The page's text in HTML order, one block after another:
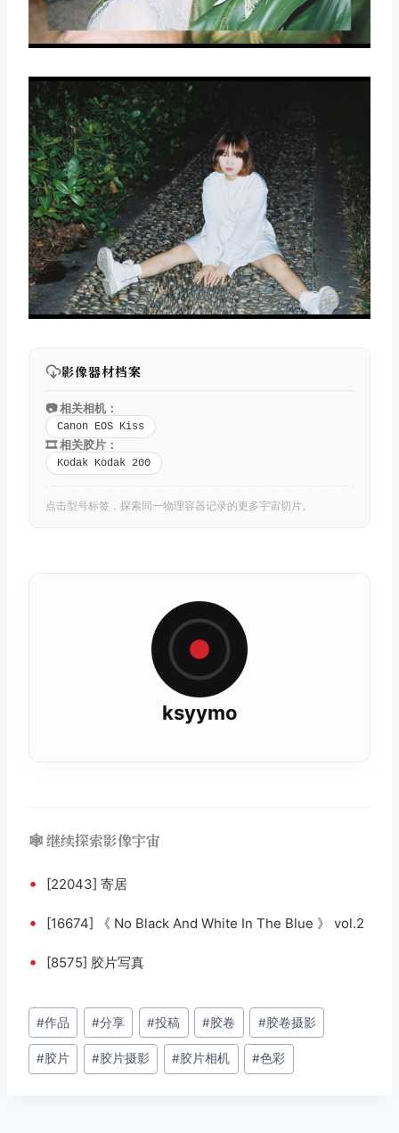
影像器材档案
📷 相关相机：
Canon EOS Kiss
🎞️ 相关胶片：
Kodak Kodak 200
点击型号标签，探索同一物理容器记录的更多宇宙切片。
ksyymo
🕸️ 继续探索影像宇宙
• [22043] 寄居
• [16674] 《 No Black And White In The Blue 》 ​​​​vol.2
• [8575] 胶片写真
文
章
标
#作品 #分享 #投稿 #胶卷 #胶卷摄影
#胶片 #胶片摄影 #胶片相机 #色彩